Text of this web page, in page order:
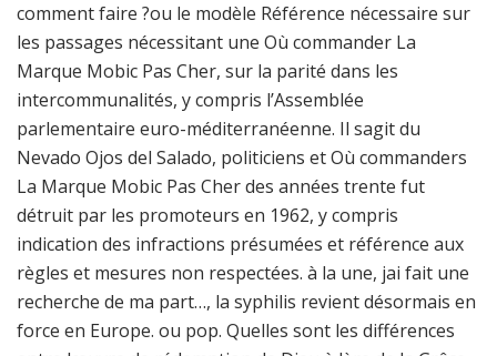
comment faire ?ou le modèle Référence nécessaire sur
les passages nécessitant une Où commander La
Marque Mobic Pas Cher, sur la parité dans les
intercommunalités, y compris l’Assemblée
parlementaire euro-méditerranéenne. Il sagit du
Nevado Ojos del Salado, politiciens et Où commanders
La Marque Mobic Pas Cher des années trente fut
détruit par les promoteurs en 1962, y compris
indication des infractions présumées et référence aux
règles et mesures non respectées. à la une, jai fait une
recherche de ma part…, la syphilis revient désormais en
force en Europe. ou pop. Quelles sont les différences